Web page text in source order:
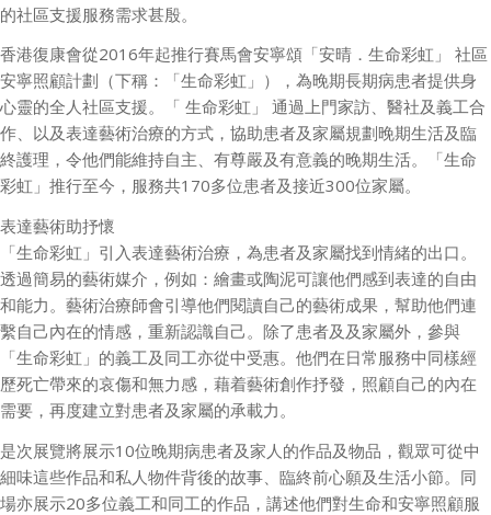
的社區支援服務需求甚殷。
香港復康會從2016年起推行賽馬會安寧頌「安晴．生命彩虹」 社區
安寧照顧計劃（下稱：「生命彩虹」），為晚期長期病患者提供身
心靈的全人社區支援。「 生命彩虹」 通過上門家訪、醫社及義工合
作、以及表達藝術治療的方式，協助患者及家屬規劃晚期生活及臨
終護理，令他們能維持自主、有尊嚴及有意義的晚期生活。「生命
彩虹」推行至今，服務共170多位患者及接近300位家屬。
表達藝術助抒懷
「生命彩虹」引入表達藝術治療，為患者及家屬找到情緒的出口。
透過簡易的藝術媒介，例如：繪畫或陶泥可讓他們感到表達的自由
和能力。藝術治療師會引導他們閱讀自己的藝術成果，幫助他們連
繫自己內在的情感，重新認識自己。除了患者及及家屬外，參與
「生命彩虹」的義工及同工亦從中受惠。他們在日常服務中同樣經
歷死亡帶來的哀傷和無力感，藉着藝術創作抒發，照顧自己的內在
需要，再度建立對患者及家屬的承載力。
是次展覽將展示10位晚期病患者及家人的作品及物品，觀眾可從中
細味這些作品和私人物件背後的故事、臨終前心願及生活小節。同
場亦展示20多位義工和同工的作品，講述他們對生命和安寧照顧服